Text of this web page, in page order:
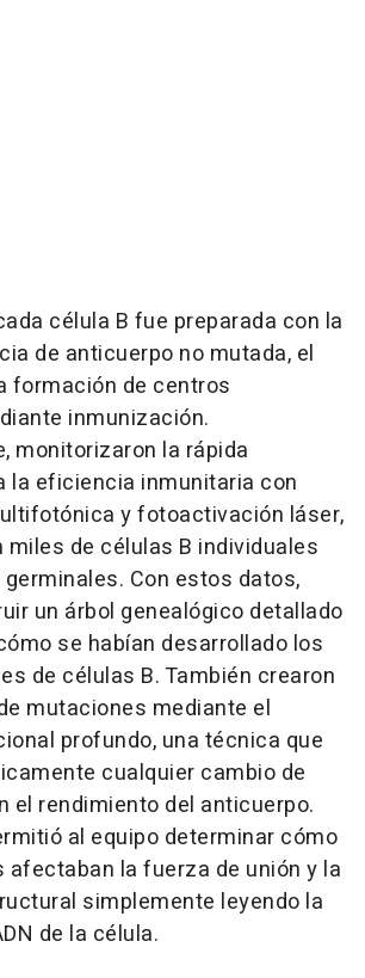
célula B fue preparada con la
de anticuerpo no mutada, el
formación de centros
inmunización.
monitorizaron la rápida
la eficiencia inmunitaria con
y fotoactivación láser,
de células B individuales
Con estos datos,
un árbol genealógico detallado
se habían desarrollado los
de células B. También crearon
mutaciones mediante el
profundo, una técnica que
cualquier cambio de
el rendimiento del anticuerpo.
al equipo determinar cómo
la fuerza de unión y la
simplemente leyendo la
de la célula.